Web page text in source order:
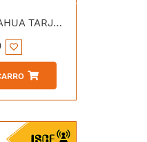
[TF-C100/64GB] DAHUA TARJETA MICRO SD 64GB